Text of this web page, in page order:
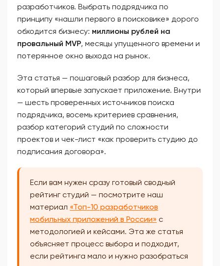
разработчиков. Выбрать подрядчика по
принципу «нашли первого в поисковике» дорого
обходится бизнесу: миллионы рублей на
провальный MVP, месяцы упущенного времени и
потерянное окно выхода на рынок.
Эта статья — пошаговый разбор для бизнеса,
который впервые запускает приложение. Внутри
— шесть проверенных источников поиска
подрядчика, восемь критериев сравнения,
разбор категорий студий по сложности
проектов и чек-лист «как проверить студию до
подписания договора».
Если вам нужен сразу готовый сводный
рейтинг студий — посмотрите наш
материал «Топ-10 разработчиков
мобильных приложений в России» с
методологией и кейсами. Эта же статья
объясняет процесс выбора и подходит,
если рейтинга мало и нужно разобраться